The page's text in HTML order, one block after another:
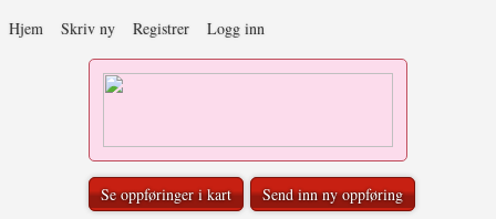
Hjem Skriv ny Registrer Logg inn
Se oppføringer i kart Send inn ny oppføring